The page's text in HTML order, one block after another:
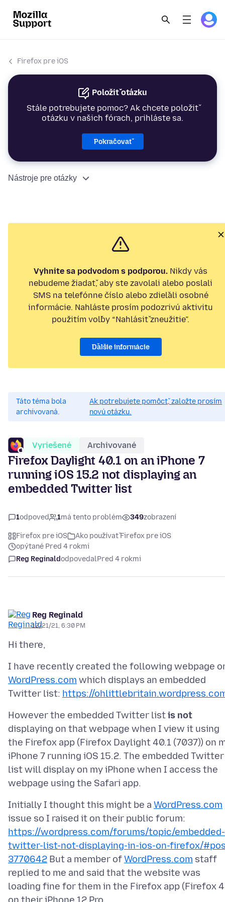
Firefox pre iOS
Položiť otázku
Stále potrebujete pomoc? Ak chcete položiť
otázku v našich fórach, prihláste sa.
Pokračovať
Nástroje pre otázky
Vyhnite sa podvodom s podporou. Nikdy vás
nebudeme žiadať, aby ste zavolali alebo poslali
SMS na telefónne číslo alebo zdieľali osobné
informácie. Nahláste prosím podozrivú aktivitu
použitím voľby “Nahlásiť zneužitie”.
Ďalšie informácie
Táto téma bola
archivovaná.
Ak potrebujete pomôcť, založte prosím
novú otázku.
Vyriešené Archivované
Firefox Daylight 40.1 on an iPhone 7
running iOS 15.2 not displaying an
embedded Twitter list
1odpoveď 1má tento problém 349zobrazení
Firefox pre iOS
Ako používať Firefox pre iOS
opýtané Pred 4 rokmi
Reg ReginaldodpovedalPred 4 rokmi
Reg Reginald
12/21/21, 6:30 PM
I have recently created the following webpage
WordPress.com which displays an embedded
Twitter list: https://
However the embedded Twitter listis not
displaying on that webpage when I view it using
the Firefox app (Firefox Daylight 40.1 (7037)) on
iPhone 7 running iOS 15.2. The embedded Twitter
list will display on my iPhone when I access the
Initially I thought this might be a WordPress.com
issue so I raised it on their public forum:
https://wordpress.com/forums/topic/embedded-
twitter-list-not-displaying-in-ios-on-firefox/
3770642 But a member ofWordPress.com staff
replied to me and said that the website was
loading fine for them in the Firefox app (Firefox